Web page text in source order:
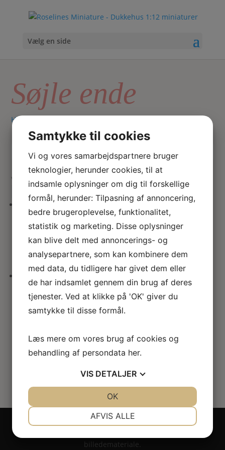
Vælg en side
Søjle ende
Hjem
Skriv
hvad
du
søger
her
Søg
Viser 2 resultater
Sorteret
efter
seneste
Romersk søjlefod / base
68.00kr.
Romersk søjlehoved / kapitæl
68.00kr.
Copyright 2024 - All rights reserved RoseLines
billedemateriale.
Samtykke til cookies
Vi og vores samarbejdspartnere bruger
teknologier, herunder cookies, til at
indsamle oplysninger om dig til forskellige
formål, herunder: Tilpasning af annoncering,
bedre brugeroplevelse, funktionalitet,
statistik og marketing. Disse oplysninger
kan blive delt med annoncerings- og
analysepartnere, som kan kombinere dem
med data, du tidligere har givet dem eller
de har indsamlet gennem din brug af deres
tjenester. Ved at klikke på 'OK' giver du
samtykke til disse formål.
Læs mere om vores brug af cookies og
behandling af persondata her.
VIS DETALJER
MARKETING STATISTIK
AFVIS ALLE
OK